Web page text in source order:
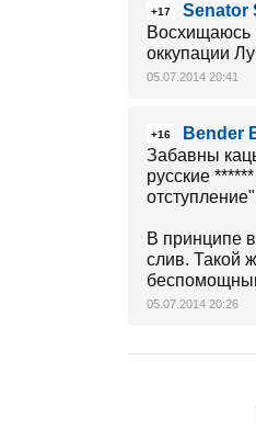
+17
Senator
Восхищаюсь
оккупации
05.07.2014 20:41
+16
Bender
Забавны
русские
В принципе
слив. Такой
05.07.2014 20:26